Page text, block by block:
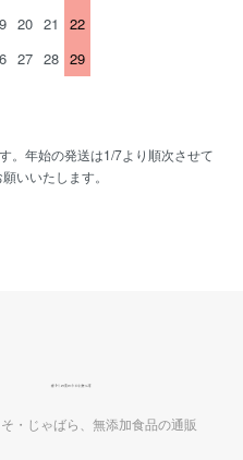
20 21
22
27 28 29
。年始の発送は1/7より順次させて
いいたします。
・じゃばら、無添加食品の通販